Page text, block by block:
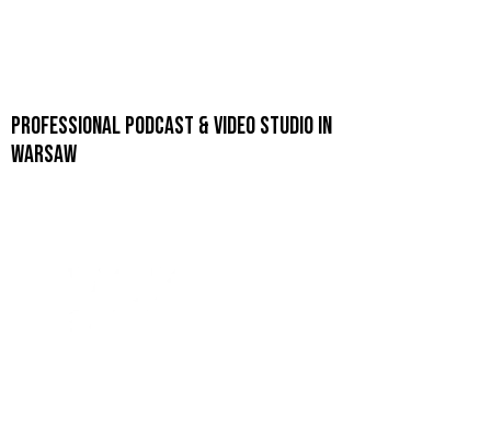
PROFESSIONAL PODCAST & VIDEO STUDIO IN
WARSAW